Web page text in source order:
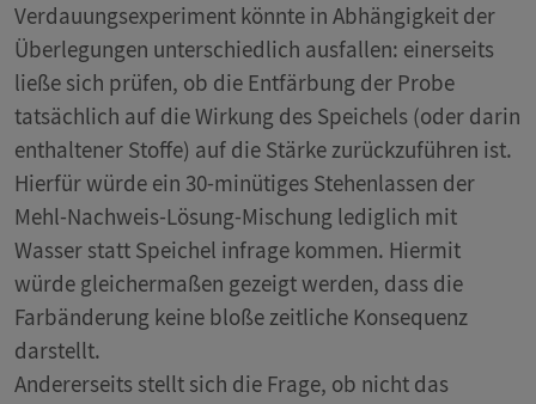
Verdauungsexperiment könnte in Abhängigkeit der
Überlegungen unterschiedlich ausfallen: einerseits
ließe sich prüfen, ob die Entfärbung der Probe
tatsächlich auf die Wirkung des Speichels (oder darin
enthaltener Stoffe) auf die Stärke zurückzuführen ist.
Hierfür würde ein 30-minütiges Stehenlassen der
Mehl-Nachweis-Lösung-Mischung lediglich mit
Wasser statt Speichel infrage kommen. Hiermit
würde gleichermaßen gezeigt werden, dass die
Farbänderung keine bloße zeitliche Konsequenz
darstellt.
Andererseits stellt sich die Frage, ob nicht das